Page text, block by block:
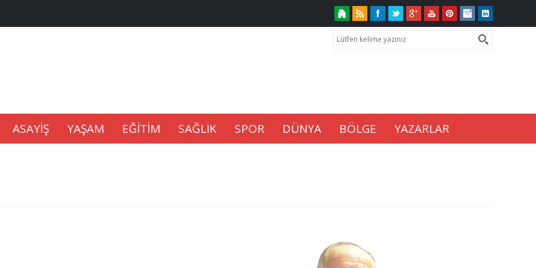
ASAYİŞ YAŞAM EĞİTİM SAĞLIK SPOR DÜNYA BÖLGE YAZARLAR